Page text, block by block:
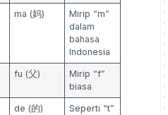
ma (妈)
Mirip “m”
dalam
bahasa
Indonesia
fu (父)
Mirip “f”
biasa
de (的)
Seperti “t”